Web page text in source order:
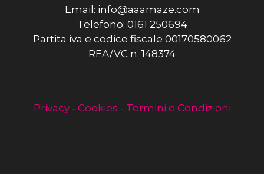
Email: info@aaamaze.com
Telefono: 0161 250694
Partita iva e codice fiscale 00170580062
REA/VC n. 148374
Privacy- Cookies - Termini e Condizioni